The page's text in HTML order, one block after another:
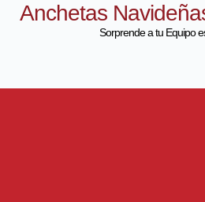
Anchetas
Sorprende a tu Equipo